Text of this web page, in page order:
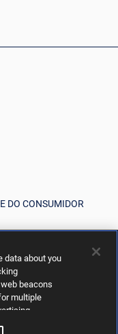
DO CONSUMIDOR
data about you
beacons
multiple
from your